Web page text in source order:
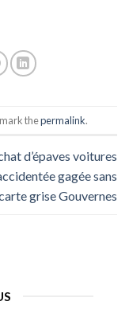
thepermalink.
d’épaves voitures
gagée sans
grise Gouvernes